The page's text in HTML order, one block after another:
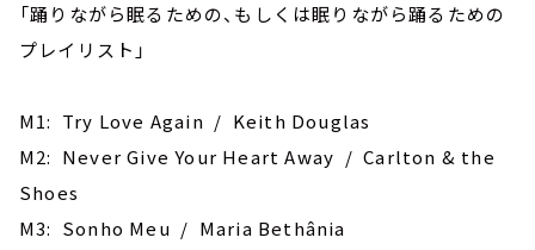
「踊りながら眠るための、もしくは眠りながら踊るための
プレイリスト」
M1: Try Love Again / Keith Douglas
M2: Never Give Your Heart Away / Carlton & the
Shoes
M3: Sonho Meu / Maria Bethânia